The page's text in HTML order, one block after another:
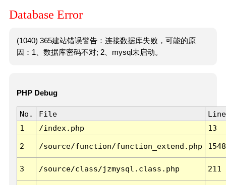
Database Error
(1040) 365建站错误警告：连接数据库失败，可能的原
因：1、数据库密码不对; 2、mysql未启动。
PHP Debug
No. File
Line
1
/index.php 13
2 /source/function/function_extend.php 1548
3 /source/class/jzmysql.class.php 211